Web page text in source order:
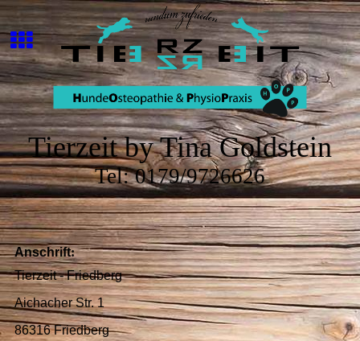
Tierzeit by Tina Goldstein
Tel: 0179/9726626
Anschrift:
Tierzeit - Friedberg
Aichacher Str. 1
86316 Friedberg